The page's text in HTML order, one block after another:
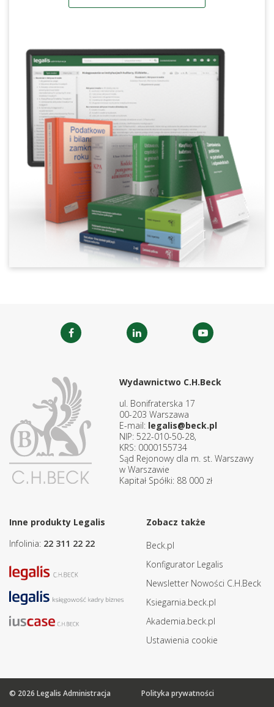
Wydawnictwo C.H.Beck
ul. Bonifraterska 17
00-203 Warszawa
E-mail: legalis@beck.pl
NIP: 522-010-50-28,
KRS: 0000155734
Sąd Rejonowy dla m. st. Warszawy
w Warszawie
Kapitał Spółki: 88 000 zł
Inne produkty Legalis
Infolinia: 22 311 22 22
Zobacz także
Beck.pl
Konfigurator Legalis
Newsletter Nowości C.H.Beck
Ksiegarnia.beck.pl
Akademia.beck.pl
Ustawienia cookie
© 2026 Legalis Administracja Polityka prywatności